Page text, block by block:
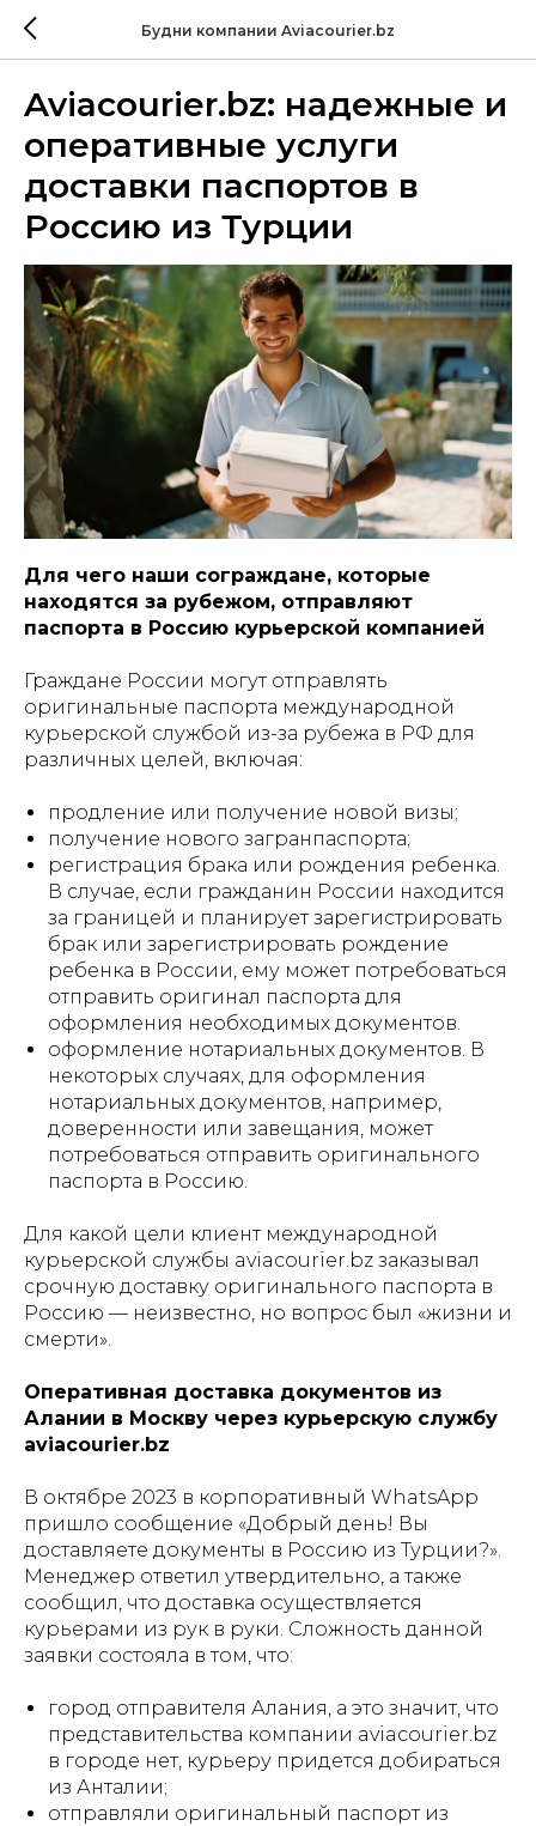
Будни компании Aviacourier.bz
Aviacourier.bz: надежные и
оперативные услуги
доставки паспортов в
Россию из Турции
Для чего наши сограждане, которые
находятся за рубежом, отправляют
паспорта в Россию курьерской компанией
Граждане России могут отправлять
оригинальные паспорта международной
курьерской службой из-за рубежа в РФ для
различных целей, включая:
продление или получение новой визы;
получение нового загранпаспорта;
регистрация брака или рождения ребенка.
В случае, если гражданин России находится
за границей и планирует зарегистрировать
брак или зарегистрировать рождение
ребенка в России, ему может потребоваться
отправить оригинал паспорта для
оформления необходимых документов.
оформление нотариальных документов. В
некоторых случаях, для оформления
нотариальных документов, например,
доверенности или завещания, может
потребоваться отправить оригинального
паспорта в Россию.
Для какой цели клиент международной
курьерской службы aviacourier.bz заказывал
срочную доставку оригинального паспорта в
Россию — неизвестно, но вопрос был «жизни и
смерти».
Оперативная доставка документов из
Алании в Москву через курьерскую службу
aviacourier.bz
В октябре 2023 в корпоративный WhatsApp
пришло сообщение «Добрый день! Вы
доставляете документы в Россию из Турции?».
Менеджер ответил утвердительно, а также
сообщил, что доставка осуществляется
курьерами из рук в руки. Сложность данной
заявки состояла в том, что:
город отправителя Алания, а это значит, что
представительства компании aviacourier.bz
в городе нет, курьеру придется добираться
из Анталии;
отправляли оригинальный паспорт из